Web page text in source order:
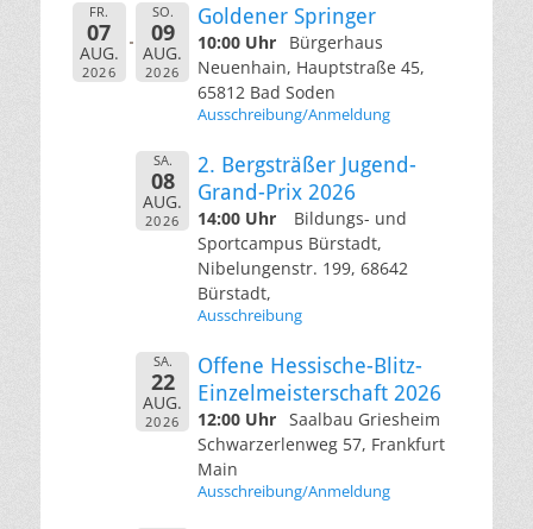
FR.
07
AUG.
2026
SO.
09
AUG.
2026
Goldener Springer
10:00 Uhr
Bürgerhaus
Neuenhain, Hauptstraße 45,
65812 Bad Soden
Ausschreibung/Anmeldung
SA.
08
AUG.
2026
2. Bergsträßer Jugend-
Grand-Prix 2026
14:00 Uhr
Bildungs- und
Sportcampus Bürstadt,
Nibelungenstr. 199, 68642
Bürstadt,
Ausschreibung
SA.
22
AUG.
2026
Offene Hessische-Blitz-
Einzelmeisterschaft 2026
12:00 Uhr Saalbau Griesheim
Schwarzerlenweg 57, Frankfurt
Main
Ausschreibung/Anmeldung